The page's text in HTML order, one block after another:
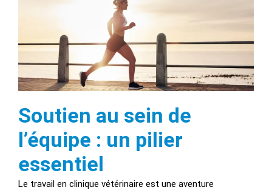
Soutien au sein de
l’équipe : un pilier
essentiel
Le travail en clinique vétérinaire est une aventure